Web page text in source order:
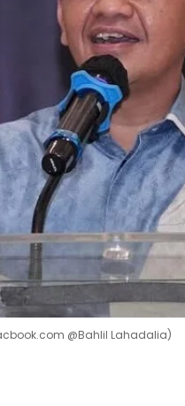
@Bahlil Lahadalia)